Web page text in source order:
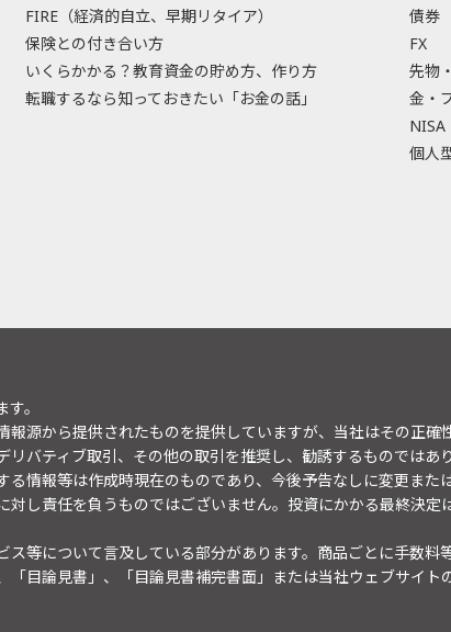
FIRE（経済的自立、早期リタイア）
保険との付き合い方
いくらかかる？教育資金の貯め方、作り方
転職するなら知っておきたい「お金の話」
債券
FX
先物
金・
NISA
個人
。
源から提供されたものを提供していますが、当社はその正
バティブ取引、その他の取引を推奨し、勧誘するものでは
情報等は作成時現在のものであり、今後予告なしに変更また
し責任を負うものではございません。投資にかかる最終決
等について言及している部分があります。商品ごとに手数料
「目論見書」、「目論見書補完書面」または当社ウェブサイト